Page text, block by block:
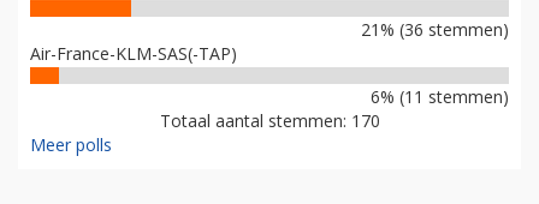
21% (36 stemmen)
Air-France-KLM-SAS(-TAP)
6% (11 stemmen)
Totaal aantal stemmen: 170
Meer polls